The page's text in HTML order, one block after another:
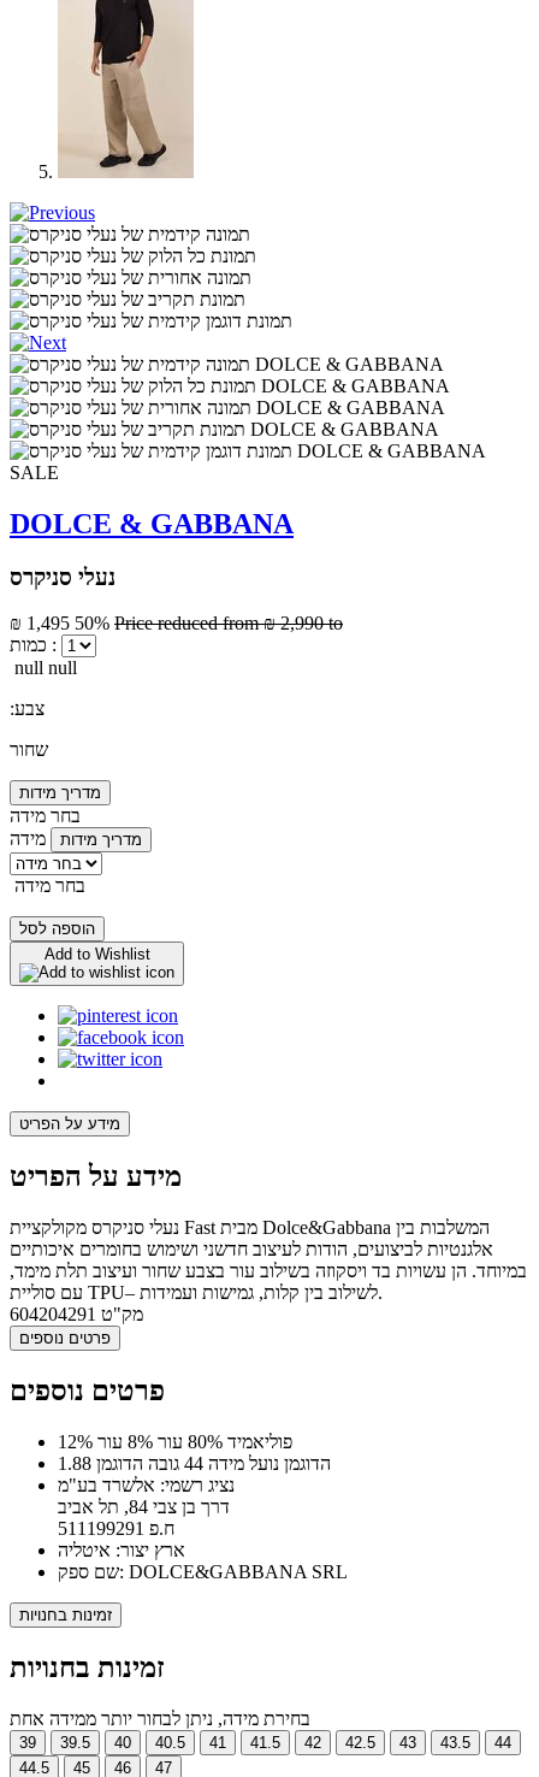
SALE
DOLCE & GABBANA
נעלי סניקרס
₪ 1,495 50% Price reduced from₪ 2,990 to
כמות :
null null
:צבע
שחור
מדריך מידות
בחר מידה
מידה
מדריך מידות
בחר מידה
הוספה לסל
Add to Wishlist
מידע על הפריט
מידע על הפריט
נעלי סניקרס מקולקציית Fast מבית Dolce&Gabbana המשלבות בין
אלגנטיות לביצועים, הודות לעיצוב חדשני ושימוש בחומרים איכותיים
במיוחד. הן עשויות בד ויסקוזה בשילוב עור בצבע שחור ועיצוב תלת מימד,
עם סוליית TPU– לשילוב בין קלות, גמישות ועמידות.
מק"ט 604204291
פרטים נוספים
פרטים נוספים
12% פוליאמיד 80% עור 8% עור
הדוגמן נועל מידה 44 גובה הדוגמן 1.88
נציג רשמי: אלשרד בע"מ
דרך בן צבי 84, תל אביב
ח.פ 511199291
ארץ יצור: איטליה
שם ספק: DOLCE&GABBANA SRL
זמינות בחנויות
זמינות בחנויות
בחירת מידה, ניתן לבחור יותר ממידה אחת
39 39.5 40 40.5 41 41.5 42 42.5 43 43.5
44
44.5
45 46
47